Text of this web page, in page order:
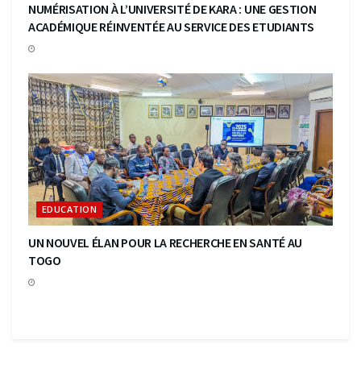
NUMÉRISATION À L’UNIVERSITÉ DE KARA : UNE GESTION
ACADÉMIQUE RÉINVENTÉE AU SERVICE DES ETUDIANTS
EDUCATION
UN NOUVEL ÉLAN POUR LA RECHERCHE EN SANTÉ AU
TOGO